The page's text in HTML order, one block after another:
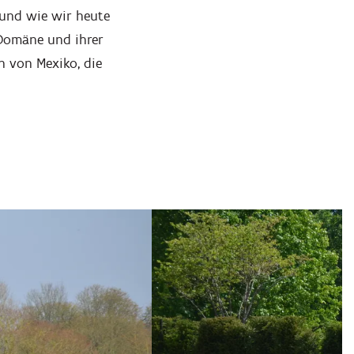
wie wir heute
und ihrer
von Mexiko, die